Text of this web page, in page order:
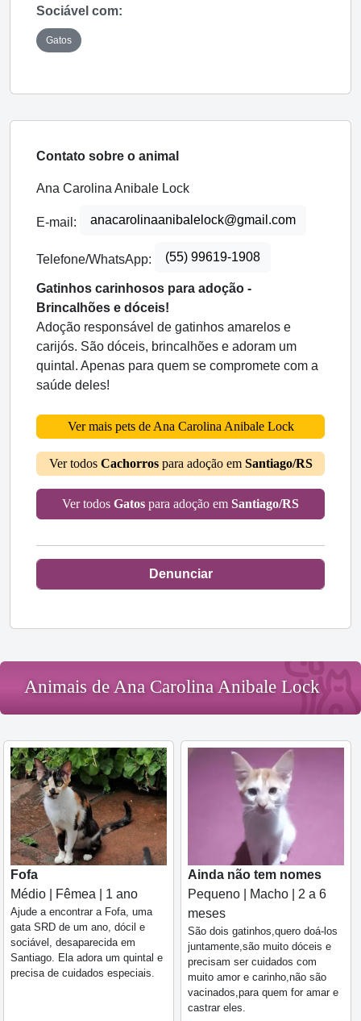
Sociável com:
Gatos
Contato sobre o animal
Ana Carolina Anibale Lock
E-mail: anacarolinaanibalelock@gmail.com
Telefone/WhatsApp: (55) 99619-1908
Gatinhos carinhosos para adoção -
Brincalhões e dóceis!
Adoção responsável de gatinhos amarelos e
carijós. São dóceis, brincalhões e adoram um
quintal. Apenas para quem se compromete com a
saúde deles!
Ver mais pets de Ana Carolina Anibale Lock
Ver todos Cachorrospara adoção em Santiago/RS
Ver todos Gatos para adoção em Santiago/RS
Denunciar
Animais de Ana Carolina Anibale Lock
Fofa
Médio | Fêmea | 1 ano
Ajude a encontrar a Fofa, uma
gata SRD de um ano, dócil e
sociável, desaparecida em
Santiago. Ela adora um quintal e
precisa de cuidados especiais.
Ainda não tem nomes
Pequeno | Macho | 2 a 6
meses
São dois gatinhos,quero doá-los
juntamente,são muito dóceis e
precisam ser cuidados com
muito amor e carinho,não são
vacinados,para quem for amar e
castrar eles.